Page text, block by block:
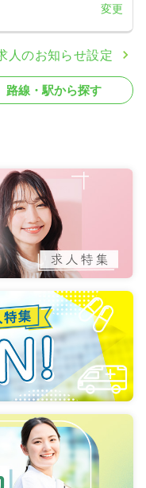
変更
人のお知らせ設定
路線・駅から探す